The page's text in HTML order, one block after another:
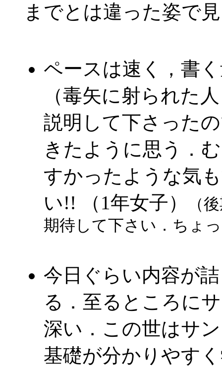
までとは違った姿で
ペースは速く，書
（毒矢に射られた
説明して下さった
きたように思う．
すかったような気
い!! （1年女子）
（
期待して下さい．ちょ
今日ぐらい内容が
る．至るところに
深い．この世はサ
基礎が分かりやす